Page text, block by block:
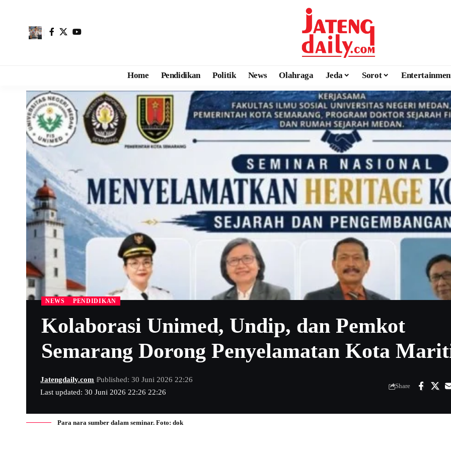
Home Pendidikan Politik News Olahraga Jeda Sorot
NEWS PENDIDIKAN
Kolaborasi Unimed, Undip, dan Pemkot
Semarang Dorong Penyelamatan Kota
Last updated: 30 Juni 2026 22:26 22:26
Jatengdaily.com Published: 30 Juni 2026 22:26
Share
Para nara sumber dalam seminar. Foto: dok